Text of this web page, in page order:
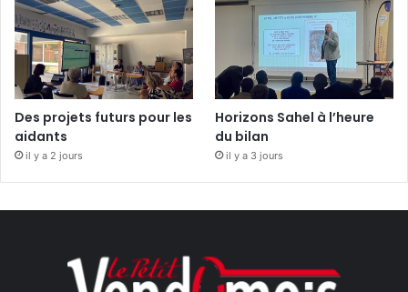
Des projets futurs pour les
aidants
il y a 2 jours
Horizons Sahel à l’heure
du bilan
il y a 3 jours